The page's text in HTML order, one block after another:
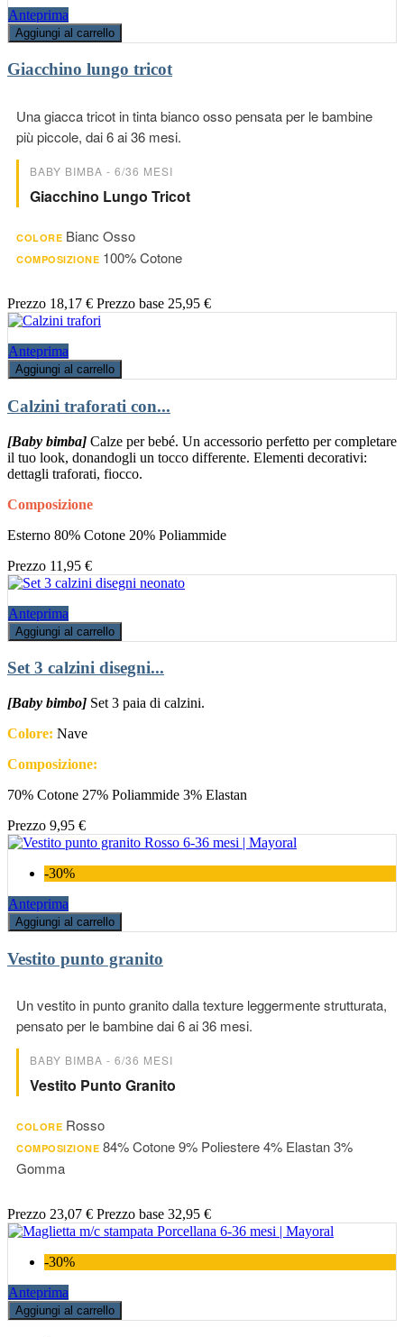
Anteprima
Aggiungi al carrello
Giacchino lungo tricot
Una giacca tricot in tinta bianco osso pensata per le bambine
più piccole, dai 6 ai 36 mesi.
BABY BIMBA - 6/36 MESI
Giacchino Lungo Tricot
COLORE Bianc Osso
COMPOSIZIONE 100% Cotone
Prezzo 18,17 € Prezzo base 25,95 €
Anteprima
Aggiungi al carrello
Calzini traforati con...
[Baby bimba] Calze per bebé. Un accessorio perfetto per completare
il tuo look, donandogli un tocco differente. Elementi decorativi:
dettagli traforati, fiocco.
Composizione
Esterno 80% Cotone 20% Poliammide
Prezzo 11,95 €
Anteprima
Aggiungi al carrello
Set 3 calzini disegni...
[Baby bimbo] Set 3 paia di calzini.
Colore: Nave
Composizione:
70% Cotone 27% Poliammide 3% Elastan
Prezzo 9,95 €
-30%
Anteprima
Aggiungi al carrello
Vestito punto granito
Un vestito in punto granito dalla texture leggermente strutturata,
pensato per le bambine dai 6 ai 36 mesi.
BABY BIMBA - 6/36 MESI
Vestito Punto Granito
COLORE Rosso
COMPOSIZIONE 84% Cotone 9% Poliestere 4% Elastan 3%
Gomma
Prezzo 23,07 € Prezzo base 32,95 €
-30%
Anteprima
Aggiungi al carrello